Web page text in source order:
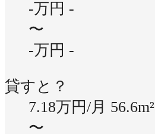
-万円 -
〜
-万円 -
貸すと？
7.18万円/月 56.6m²
〜